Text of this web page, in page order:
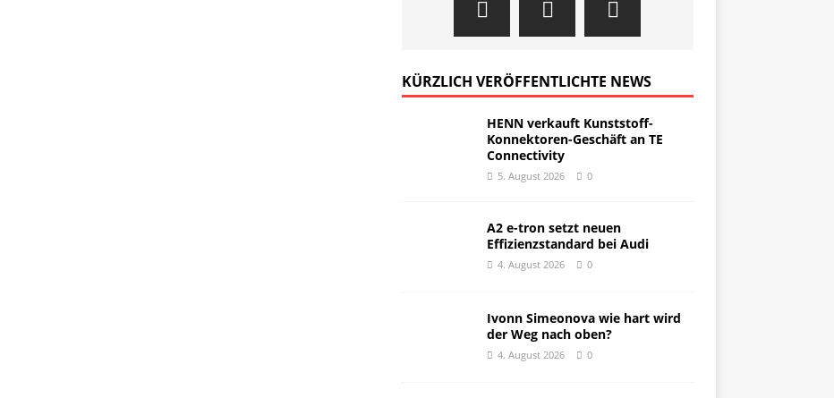
KÜRZLICH VERÖFFENTLICHTE NEWS
HENN verkauft Kunststoff-
Konnektoren-Geschäft an TE
Connectivity
5. August 2026 0
A2 e-tron setzt neuen
Effizienzstandard bei Audi
4. August 2026 0
Ivonn Simeonova wie hart wird
der Weg nach oben?
4. August 2026 0